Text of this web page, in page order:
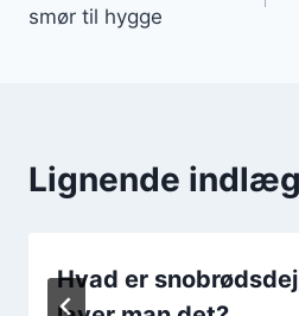
smør til hygge
Lignende indlæg
Hvad er